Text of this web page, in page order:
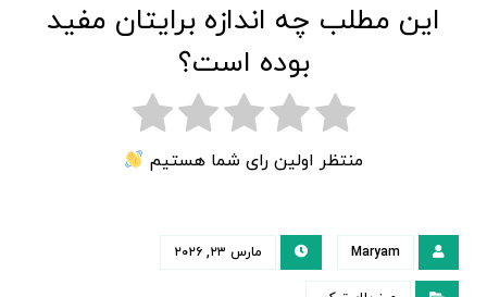
این مطلب چه اندازه برایتان مفید
بوده است؟
منتظر اولین رای شما هستیم
Maryam مارس ۲۳, ۲۰۲۶